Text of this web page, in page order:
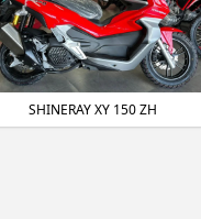
fração
forte,
A
SHINERAY XY 150 ZH